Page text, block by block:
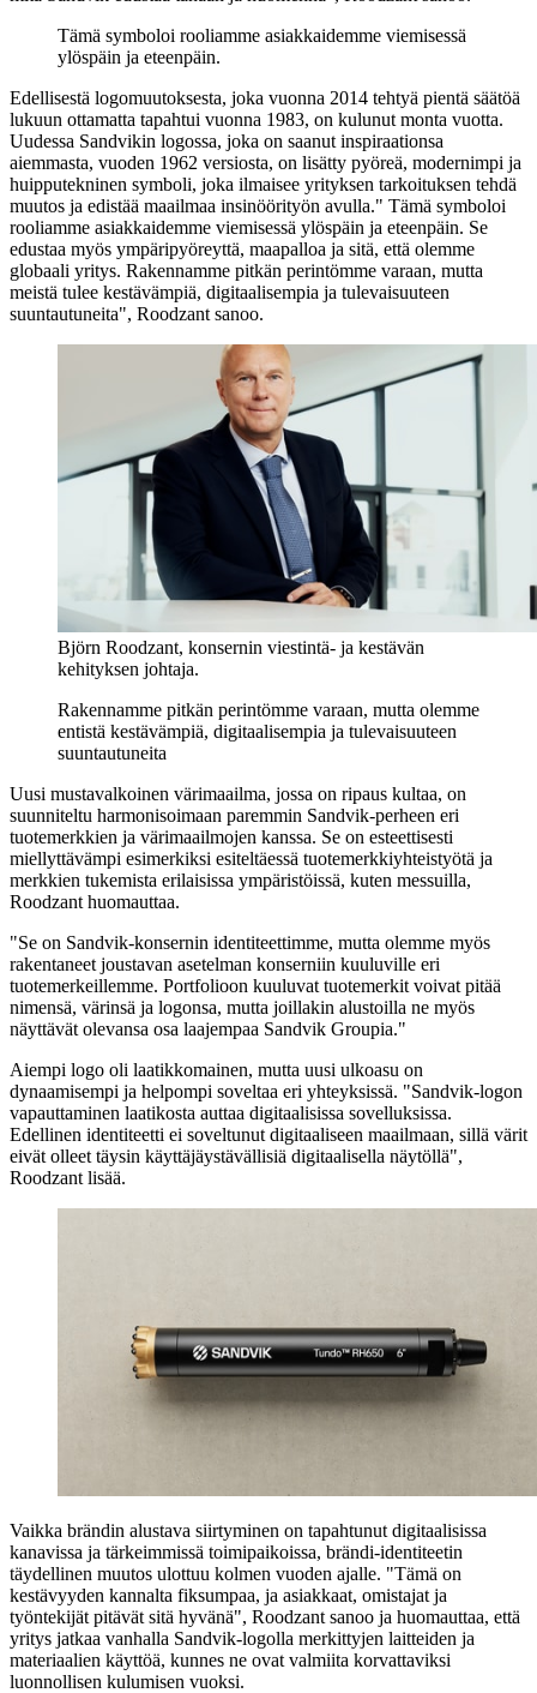
Tämä symboloi rooliamme asiakkaidemme viemisessä
ylöspäin ja eteenpäin.
Edellisestä logomuutoksesta, joka vuonna 2014 tehtyä pientä säätöä
lukuun ottamatta tapahtui vuonna 1983, on kulunut monta vuotta.
Uudessa Sandvikin logossa, joka on saanut inspiraationsa
aiemmasta, vuoden 1962 versiosta, on lisätty pyöreä, modernimpi ja
huipputekninen symboli, joka ilmaisee yrityksen tarkoituksen tehdä
muutos ja edistää maailmaa insinöörityön avulla." Tämä symboloi
rooliamme asiakkaidemme viemisessä ylöspäin ja eteenpäin. Se
edustaa myös ympäripyöreyttä, maapalloa ja sitä, että olemme
globaali yritys. Rakennamme pitkän perintömme varaan, mutta
meistä tulee kestävämpiä, digitaalisempia ja tulevaisuuteen
suuntautuneita", Roodzant sanoo.
Björn Roodzant, konsernin viestintä- ja kestävän
kehityksen johtaja.
Rakennamme pitkän perintömme varaan, mutta olemme
entistä kestävämpiä, digitaalisempia ja tulevaisuuteen
suuntautuneita
Uusi mustavalkoinen värimaailma, jossa on ripaus kultaa, on
suunniteltu harmonisoimaan paremmin Sandvik-perheen eri
tuotemerkkien ja värimaailmojen kanssa. Se on esteettisesti
miellyttävämpi esimerkiksi esiteltäessä tuotemerkkiyhteistyötä ja
merkkien tukemista erilaisissa ympäristöissä, kuten messuilla,
Roodzant huomauttaa.
"Se on Sandvik-konsernin identiteettimme, mutta olemme myös
rakentaneet joustavan asetelman konserniin kuuluville eri
tuotemerkeillemme. Portfolioon kuuluvat tuotemerkit voivat pitää
nimensä, värinsä ja logonsa, mutta joillakin alustoilla ne myös
näyttävät olevansa osa laajempaa Sandvik Groupia."
Aiempi logo oli laatikkomainen, mutta uusi ulkoasu on
dynaamisempi ja helpompi soveltaa eri yhteyksissä. "Sandvik-logon
vapauttaminen laatikosta auttaa digitaalisissa sovelluksissa.
Edellinen identiteetti ei soveltunut digitaaliseen maailmaan, sillä värit
eivät olleet täysin käyttäjäystävällisiä digitaalisella näytöllä",
Roodzant lisää.
Vaikka brändin alustava siirtyminen on tapahtunut digitaalisissa
kanavissa ja tärkeimmissä toimipaikoissa, brändi-identiteetin
täydellinen muutos ulottuu kolmen vuoden ajalle. "Tämä on
kestävyyden kannalta fiksumpaa, ja asiakkaat, omistajat ja
työntekijät pitävät sitä hyvänä", Roodzant sanoo ja huomauttaa, että
yritys jatkaa vanhalla Sandvik-logolla merkittyjen laitteiden ja
materiaalien käyttöä, kunnes ne ovat valmiita korvattaviksi
luonnollisen kulumisen vuoksi.